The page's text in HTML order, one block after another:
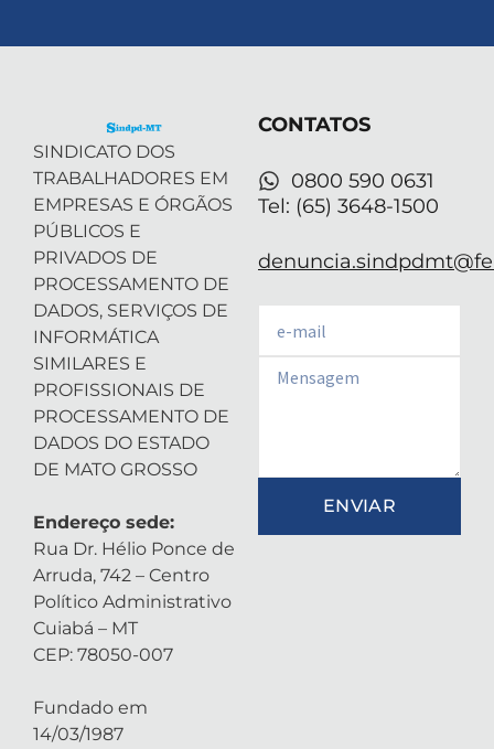
SINDICATO DOS
TRABALHADORES EM
EMPRESAS E ÓRGÃOS
PÚBLICOS E
PRIVADOS DE
PROCESSAMENTO DE
DADOS, SERVIÇOS DE
INFORMÁTICA
SIMILARES E
PROFISSIONAIS DE
PROCESSAMENTO DE
DADOS DO ESTADO
DE MATO GROSSO
Endereço sede:
Rua Dr. Hélio Ponce de
Arruda, 742 – Centro
Político Administrativo
Cuiabá – MT
CEP: 78050-007
Fundado em
14/03/1987
CONTATOS
0800 590 0631
Tel: (65) 3648-1500
Email
ENVIAR